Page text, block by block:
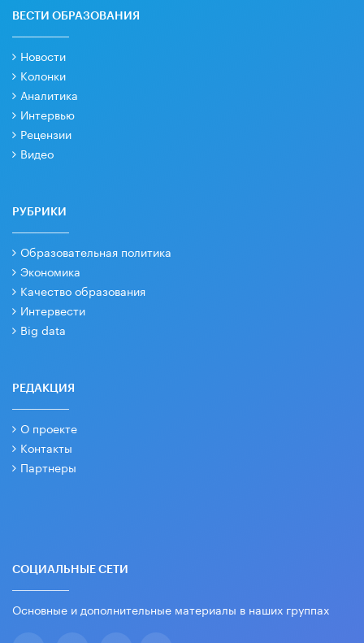
ВЕСТИ ОБРАЗОВАНИЯ
Новости
Колонки
Аналитика
Интервью
Рецензии
Видео
РУБРИКИ
Образовательная политика
Экономика
Качество образования
Интервести
Big data
РЕДАКЦИЯ
О проекте
Контакты
Партнеры
СОЦИАЛЬНЫЕ СЕТИ
Основные и дополнительные материалы в наших группах